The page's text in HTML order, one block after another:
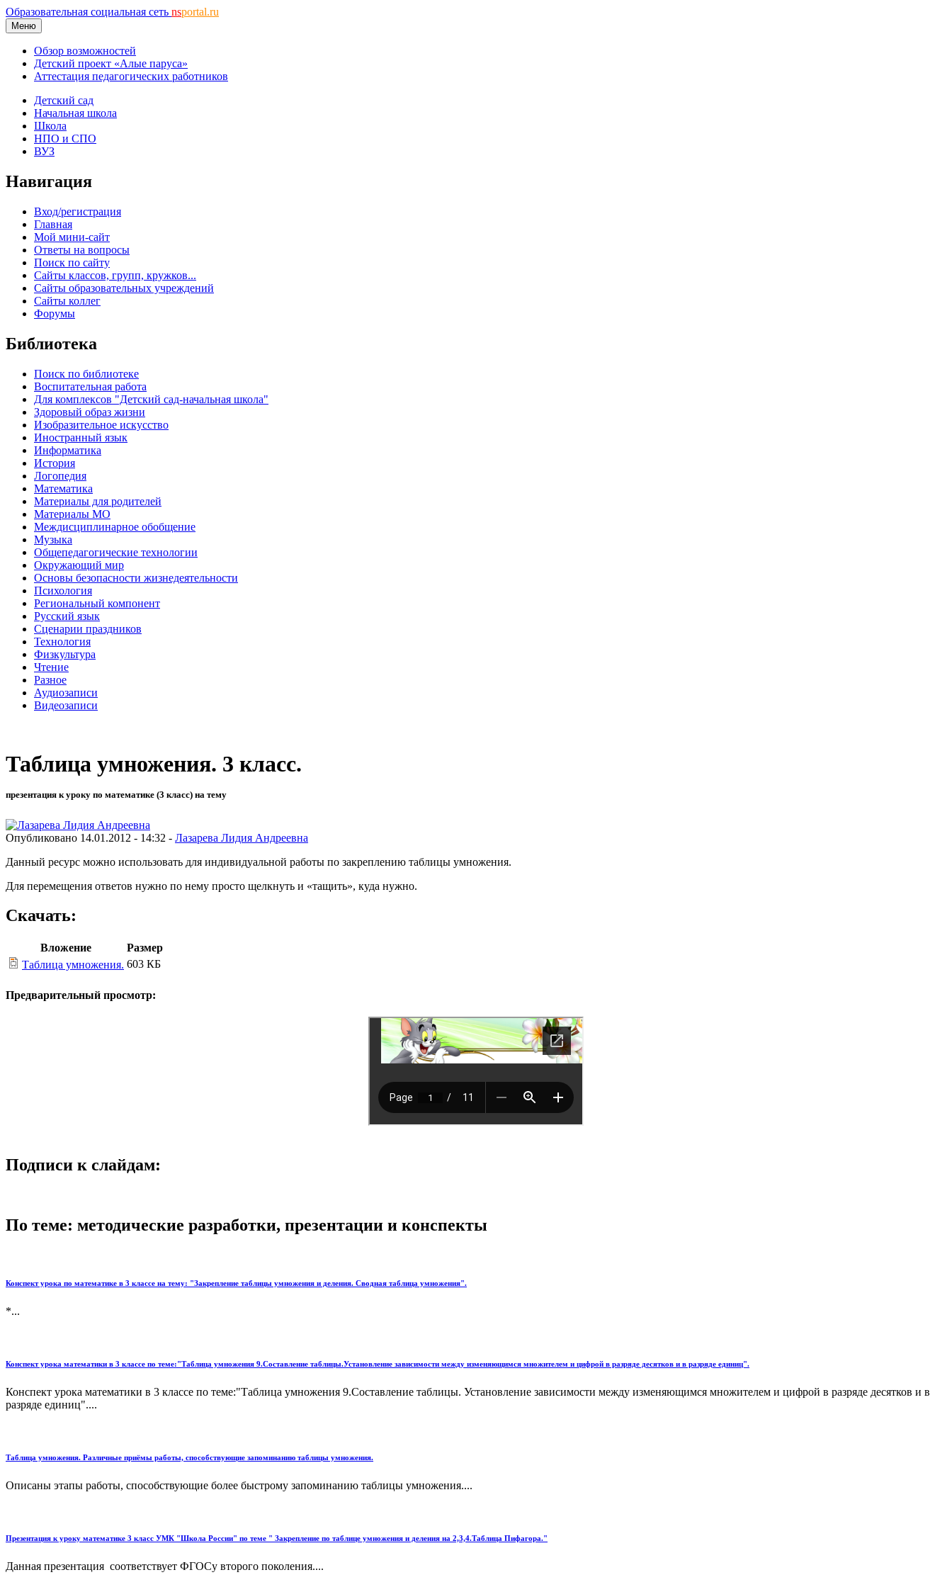
Образовательная социальная сеть nsportal.ru
Меню
Обзор возможностей
Детский проект «Алые паруса»
Аттестация педагогических работников
Детский сад
Начальная школа
Школа
НПО и СПО
ВУЗ
Навигация
Вход/регистрация
Главная
Мой мини-сайт
Ответы на вопросы
Поиск по сайту
Сайты классов, групп, кружков...
Сайты образовательных учреждений
Сайты коллег
Форумы
Библиотека
Поиск по библиотеке
Воспитательная работа
Для комплексов "Детский сад-начальная школа"
Здоровый образ жизни
Изобразительное искусство
Иностранный язык
Информатика
История
Логопедия
Математика
Материалы для родителей
Материалы МО
Междисциплинарное обобщение
Музыка
Общепедагогические технологии
Окружающий мир
Основы безопасности жизнедеятельности
Психология
Региональный компонент
Русский язык
Сценарии праздников
Технология
Физкультура
Чтение
Разное
Аудиозаписи
Видеозаписи
Таблица умножения. 3 класс.
презентация к уроку по математике (3 класс) на тему
Опубликовано 14.01.2012 - 14:32 - Лазарева Лидия Андреевна
Данный ресурс можно использовать для индивидуальной работы по закреплению таблицы умножения.
Для перемещения ответов нужно по нему просто щелкнуть и «тащить», куда нужно.
Скачать:
Вложение
Размер
Таблица умножения. 603 КБ
Предварительный просмотр:
Подписи к слайдам:
По теме: методические разработки, презентации и конспекты
Конспект урока по математике в 3 классе на тему: "Закрепление таблицы умножения и деления. Сводная таблица умножения".
*...
Конспект урока математики в 3 классе по теме:"Таблица умножения 9.Составление таблицы.Установление зависимости между изменяющимся множителем и цифрой в разряде десятков и в разряде единиц".
Конспект урока математики в 3 классе по теме:"Таблица умножения 9.Составление таблицы. Установление зависимости между изменяющимся множителем и цифрой в разряде десятков и в
разряде единиц"....
Таблица умножения. Различные приёмы работы, способствующие запоминанию таблицы умножения.
Описаны этапы работы, способствующие более быстрому запоминанию таблицы умножения....
Презентация к уроку математике 3 класс УМК "Школа России" по теме " Закрепление по таблице умножения и деления на 2,3,4.Таблица Пифагора."
Данная презентация соответствует ФГОСу второго поколения....